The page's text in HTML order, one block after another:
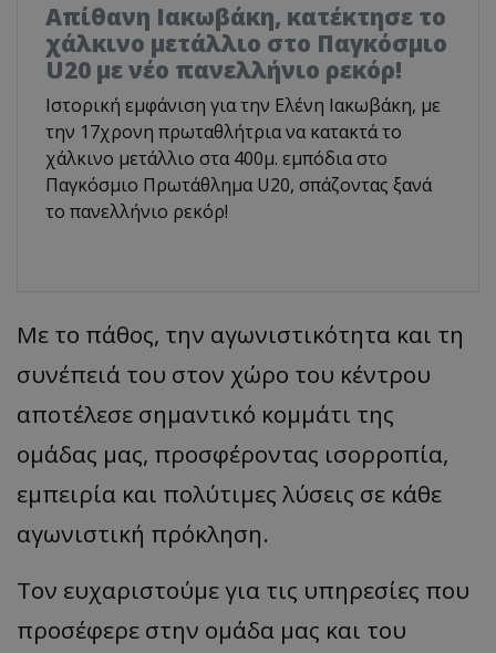
Απίθανη Ιακωβάκη, κατέκτησε το
χάλκινο μετάλλιο στο Παγκόσμιο
U20 με νέο πανελλήνιο ρεκόρ!
Ιστορική εμφάνιση για την Ελένη Ιακωβάκη, με
την 17χρονη πρωταθλήτρια να κατακτά το
χάλκινο μετάλλιο στα 400μ. εμπόδια στο
Παγκόσμιο Πρωτάθλημα U20, σπάζοντας ξανά
το πανελλήνιο ρεκόρ!
Με το πάθος, την αγωνιστικότητα και τη
συνέπειά του στον χώρο του κέντρου
αποτέλεσε σημαντικό κομμάτι της
ομάδας μας, προσφέροντας ισορροπία,
εμπειρία και πολύτιμες λύσεις σε κάθε
αγωνιστική πρόκληση.
Τον ευχαριστούμε για τις υπηρεσίες που
προσέφερε στην ομάδα μας και του